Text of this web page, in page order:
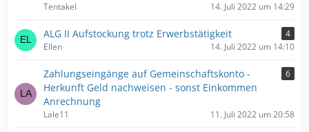
Tentakel 14. Juli 2022 um 14:29
ALG II Aufstockung trotz Erwerbstätigkeit
4
Ellen
14. Juli 2022 um 14:10
Zahlungseingänge auf Gemeinschaftskonto -
Herkunft Geld nachweisen - sonst Einkommen
Anrechnung
6
Lale11 11. Juli 2022 um 20:58